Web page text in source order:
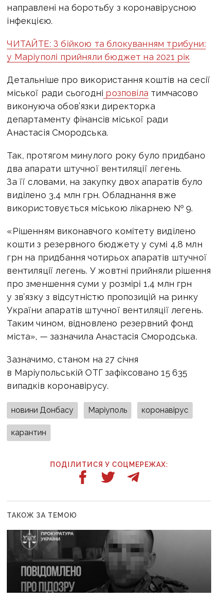
направлені на боротьбу з коронавірусною
інфекцією.
ЧИТАЙТЕ: З бійкою та блокуванням трибуни:
у Маріуполі прийняли бюджет на 2021 рік
Детальніше про використання коштів на сесії
міської ради сьогодні розповіла тимчасово
виконуюча обов’язки директорка
департаменту фінансів міської ради
Анастасія Смородська.
Так, протягом минулого року було придбано
два апарати штучної вентиляції легень.
За її словами, на закупку двох апаратів було
виділено 3,4 млн грн. Обладнання вже
використовується міською лікарнею № 9.
«Рішенням виконавчого комітету виділено
кошти з резервного бюджету у сумі 4,8 млн
грн на придбання чотирьох апаратів штучної
вентиляції легень. У жовтні прийняли рішення
про зменшення суми у розмірі 1,4 млн грн
у зв’язку з відсутністю пропозицій на ринку
України апаратів штучної вентиляції легень.
Таким чином, відновлено резервний фонд
міста», — зазначила Анастасія Смородська.
Зазначимо, станом на 27 січня
в Маріупольській ОТГ зафіксовано 15 635
випадків коронавірусу.
новини Донбасу Маріуполь коронавірус
карантин
ПОДІЛИТИСЯ У СОЦМЕРЕЖАХ:
ТАКОЖ ЗА ТЕМОЮ